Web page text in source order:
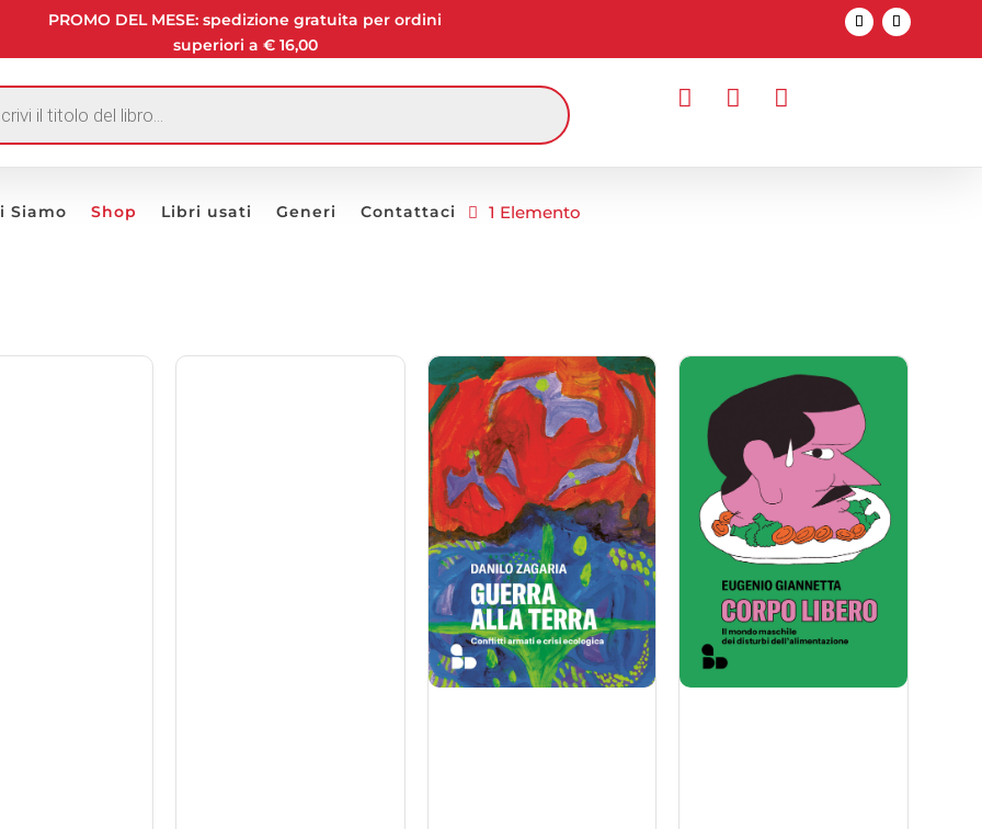
PROMO DEL MESE: spedizione gratuita per ordini
superiori a € 16,00
  
Siamo Shop Libri usati Generi Contattaci 1 Elemento